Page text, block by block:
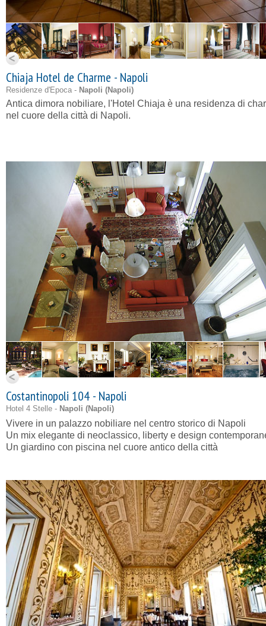
Chiaja Hotel de Charme - Napoli
Residenze d'Epoca - Napoli (Napoli)
Antica dimora nobiliare, l'Hotel Chiaja è una residenza di
nel cuore della città di Napoli.
Costantinopoli 104 - Napoli
Hotel 4 Stelle - Napoli (Napoli)
Vivere in un palazzo nobiliare nel centro storico di Napoli
Un mix elegante di neoclassico, liberty e design
Un giardino con piscina nel cuore antico della città